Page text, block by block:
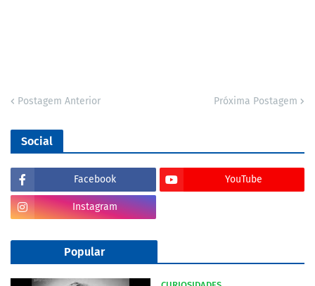
Postagem Anterior Próxima Postagem
Social
Facebook YouTube
Instagram
Popular